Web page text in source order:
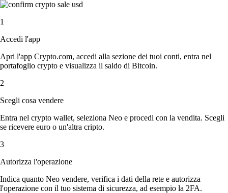
1
Accedi l'app
Apri l'app Crypto.com, accedi alla sezione dei tuoi conti, entra nel
portafoglio crypto e visualizza il saldo di Bitcoin.
2
Scegli cosa vendere
Entra nel crypto wallet, seleziona Neo e procedi con la vendita. Scegli
se ricevere euro o un'altra cripto.
3
Autorizza l'operazione
Indica quanto Neo vendere, verifica i dati della rete e autorizza
l'operazione con il tuo sistema di sicurezza, ad esempio la 2FA.